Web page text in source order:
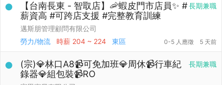
長期兼職
【台南長東 - 智取店】🦐蝦皮門市店員✨ #
薪資高 #可跨店支援 #完整教育訓練
邁斯朋管理顧問有限公司
勞力/物流
時薪 204 ~ 224 東區 0-5 人應徵 5 天前
長期兼職
(宗)💎林口A8📹可免加班💎周休📹行車紀
錄器💎組包裝📹RO